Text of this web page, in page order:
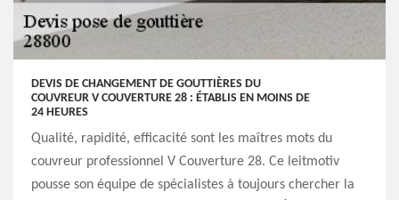
DEVIS DE CHANGEMENT DE GOUTTIÈRES DU
COUVREUR V COUVERTURE 28 : ÉTABLIS EN MOINS DE
24 HEURES
Qualité, rapidité, efficacité sont les maîtres mots du
couvreur professionnel V Couverture 28. Ce leitmotiv
pousse son équipe de spécialistes à toujours chercher la